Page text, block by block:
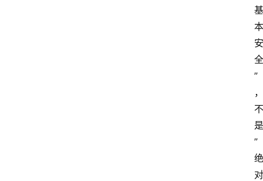
基
本
安
全
”
，
不
是
”
绝
对